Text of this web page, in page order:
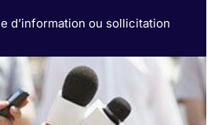
d’information ou sollicitation